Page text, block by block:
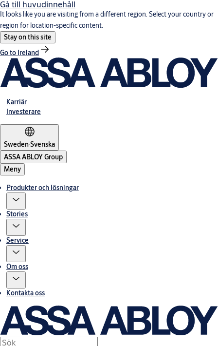
Gå till huvudinnehåll
It looks like you are visiting from a different region. Select your country or
region for location-specific content.
Stay on this site
Go to Ireland
Karriär
Investerare
Sweden·Svenska
ASSA ABLOY Group
Meny
Produkter och lösningar
Stories
Service
Om oss
Kontakta oss